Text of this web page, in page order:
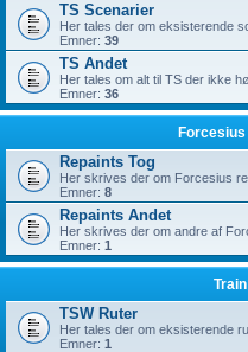
TS Scenarier
Her tales der om eksisterende
Emner: 39
TS Andet
Her tales om alt til TS der ikke
Emner: 36
Repaints Tog
Her skrives der om Forcesius
Emner: 8
Repaints Andet
Her skrives der om andre af
Emner: 1
TSW Ruter
Her tales der om eksisterende
Emner: 1